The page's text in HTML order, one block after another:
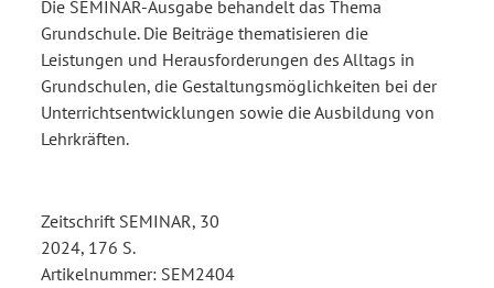
Die SEMINAR-Ausgabe behandelt das Thema
Grundschule. Die Beiträge thematisieren die
Leistungen und Herausforderungen des Alltags in
Grundschulen, die Gestaltungsmöglichkeiten bei der
Unterrichtsentwicklungen sowie die Ausbildung von
Lehrkräften.
Zeitschrift SEMINAR, 30
2024, 176 S.
Artikelnummer: SEM2404